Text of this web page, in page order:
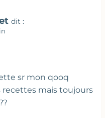
dit :
sr mon qooq
mais toujours